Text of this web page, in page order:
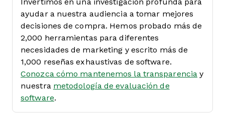
Invertimos en una investigación profunda para
ayudar a nuestra audiencia a tomar mejores
decisiones de compra. Hemos probado más de
2,000 herramientas para diferentes
necesidades de marketing y escrito más de
1,000 reseñas exhaustivas de software.
Conozca cómo mantenemos la transparencia y
nuestra metodología de evaluación de
software.